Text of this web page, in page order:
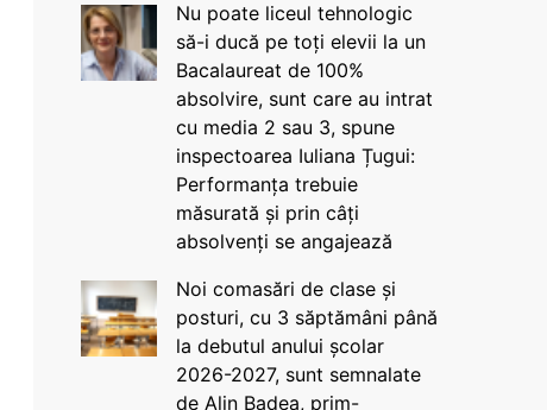
Nu poate liceul tehnologic
să-i ducă pe toți elevii la un
Bacalaureat de 100%
absolvire, sunt care au intrat
cu media 2 sau 3, spune
inspectoarea Iuliana Țugui:
Performanța trebuie
măsurată și prin câți
absolvenți se angajează
Noi comasări de clase și
posturi, cu 3 săptămâni până
la debutul anului școlar
2026-2027, sunt semnalate
de Alin Badea, prim-